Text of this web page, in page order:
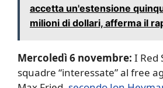
accetta un'estensione
milioni di dollari, afferma il
Mercoledì 6 novembre: I Red
squadre “interessate” al free